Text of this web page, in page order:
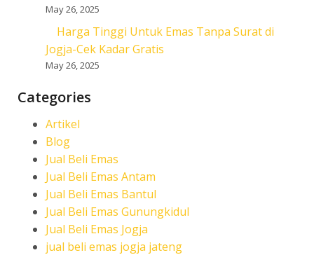
May 26, 2025
Harga Tinggi Untuk Emas Tanpa Surat di
Jogja-Cek Kadar Gratis
May 26, 2025
Categories
Artikel
Blog
Jual Beli Emas
Jual Beli Emas Antam
Jual Beli Emas Bantul
Jual Beli Emas Gunungkidul
Jual Beli Emas Jogja
jual beli emas jogja jateng